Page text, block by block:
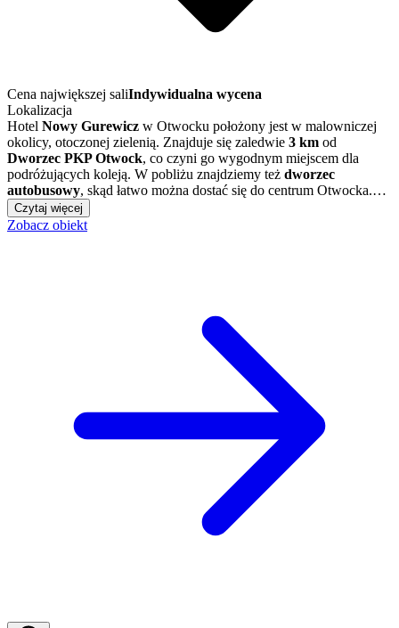
Cena największej saliIndywidualna wycena
Lokalizacja
Hotel Nowy Gurewicz w Otwocku położony jest w malowniczej
okolicy, otoczonej zielenią. Znajduje się zaledwie 3 km od
Dworzec PKP Otwock, co czyni go wygodnym miejscem dla
podróżujących koleją. W pobliżu znajdziemy też dworzec
autobusowy, skąd łatwo można dostać się do centrum Otwocka.…
Czytaj więcej
Zobacz obiekt